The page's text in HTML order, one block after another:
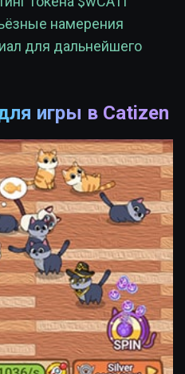
намерения
для дальнейшего
игры в Catizen